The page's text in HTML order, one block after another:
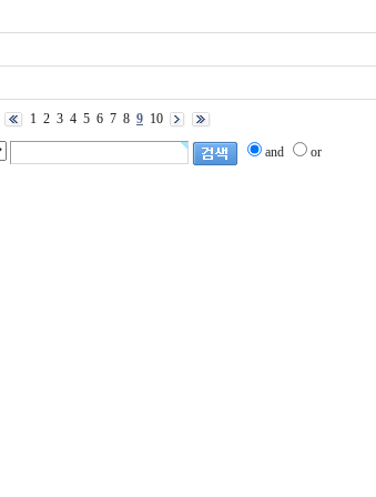
1 2 3 4 5 6 7 8 9 10
and or